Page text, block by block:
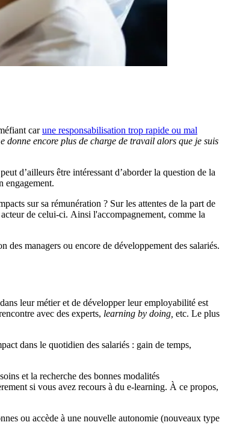
carune responsabilisation trop rapide ou mal
donne encore plus de charge de travail alors que je suis
d’ailleurs être intéressant d’aborder la question de la
engagement.
sur sa rémunération ? Sur les attentes de la part de
de celui-ci. Ainsi l'accompagnement, comme la
managers ou encore de développement des salariés.
leur métier et de développer leur employabilité est
avec des experts, learning by doing, etc. Le plus
dans le quotidien des salariés : gain de temps,
et la recherche des bonnes modalités
si vous avez recours à du e-learning. À ce propos,
ou accède à une nouvelle autonomie (nouveaux type